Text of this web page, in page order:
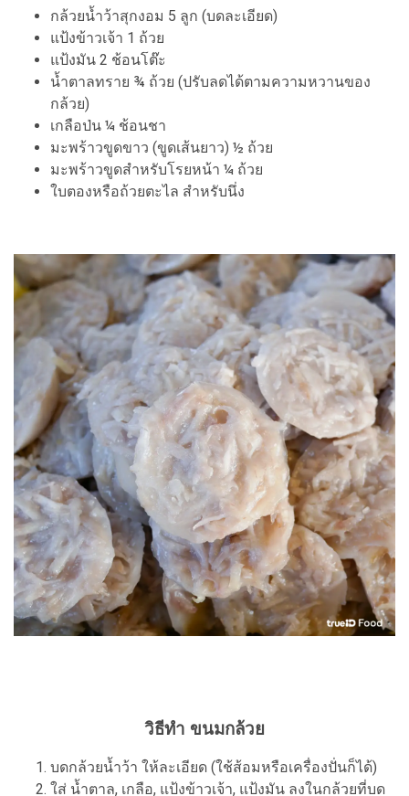
กล้วยน้ำว้าสุกงอม 5 ลูก (บดละเอียด)
แป้งข้าวเจ้า 1 ถ้วย
แป้งมัน 2 ช้อนโต๊ะ
น้ำตาลทราย ¾ ถ้วย (ปรับลดได้ตามความหวานของ
กล้วย)
เกลือป่น ¼ ช้อนชา
มะพร้าวขูดขาว (ขูดเส้นยาว) ½ ถ้วย
มะพร้าวขูดสำหรับโรยหน้า ¼ ถ้วย
ใบตองหรือถ้วยตะไล สำหรับนึ่ง
วิธีทำ ขนมกล้วย
บดกล้วยน้ำว้า ให้ละเอียด (ใช้ส้อมหรือเครื่องปั่นก็ได้)
ใส่ น้ำตาล, เกลือ, แป้งข้าวเจ้า, แป้งมัน ลงในกล้วยที่บด